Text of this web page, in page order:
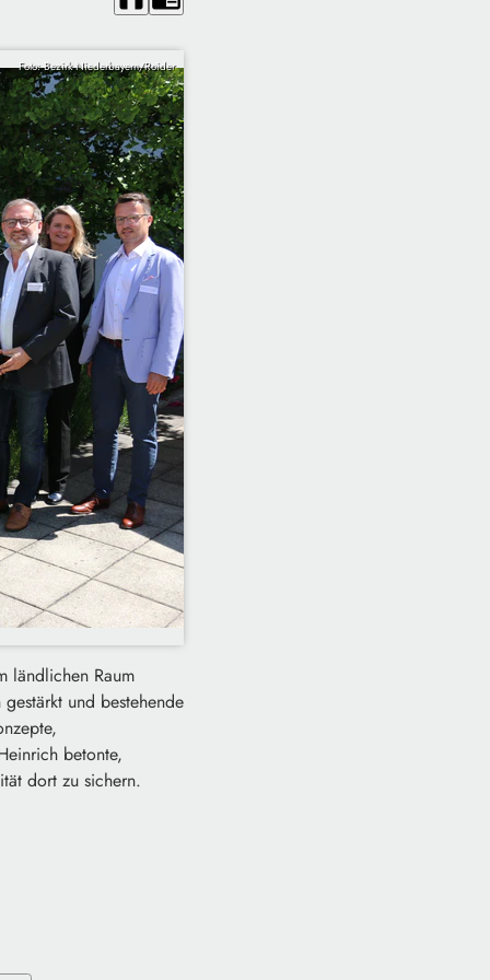
Foto: Bezirk Niederbayern/Roider
ländlichen Raum
und bestehende
betonte,
dort zu sichern.